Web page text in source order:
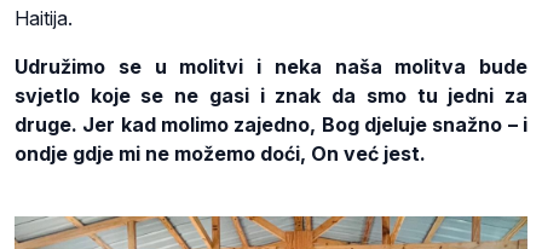
Haitija.
Udružimo se u molitvi i neka naša molitva bude
svjetlo koje se ne gasi i znak da smo tu jedni za
druge. Jer kad molimo zajedno, Bog djeluje snažno – i
ondje gdje mi ne možemo doći, On već jest.